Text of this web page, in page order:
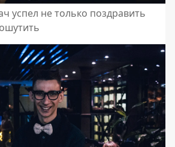
успел не только поздравить